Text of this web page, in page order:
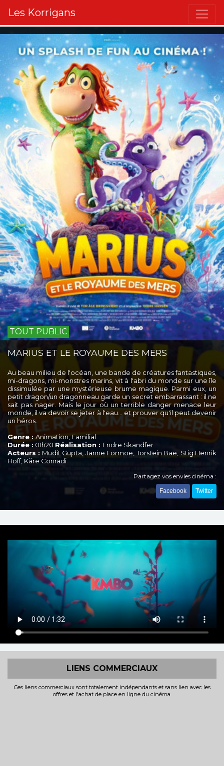
Les Korrigans
TOUT PUBLIC
MARIUS ET LE ROYAUME DES MERS
Au beau milieu de l'océan, une bande de créatures fantastiques,
mi-dragons, mi-monstres marins, vit à l'abri du monde sur une île
dissimulée par une mystérieuse brume magique. Parmi eux, un
petit dragon/un dragonneau garde un secret embarrassant : il ne
sait pas nager. Mais le jour où un terrible danger menace leur
monde, il va devoir se jeter à l'eau… et prouver qu'il peut devenir
un héros.
Genre : Animation, Familial
Durée : 01h20 Réalisation : Endre Skandfer
Acteurs : Mudit Gupta, Janne Formoe, Torstein Bae, Stig Henrik
Hoff, Kåre Conradi
Partagez vos envies cinéma :
Facebook Twitter
LIENS COMMERCIAUX
Ces liens commerciaux sont totalement indépendants et sans lien avec les
offres et l'achat de place en ligne du cinéma.